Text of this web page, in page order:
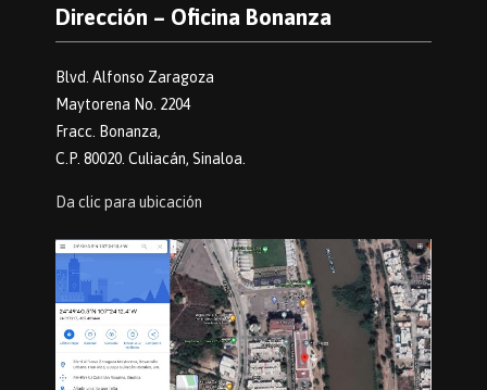
Dirección – Oficina Bonanza
Blvd. Alfonso Zaragoza
Maytorena No. 2204
Fracc. Bonanza,
C.P. 80020. Culiacán, Sinaloa.
Da clic para ubicación